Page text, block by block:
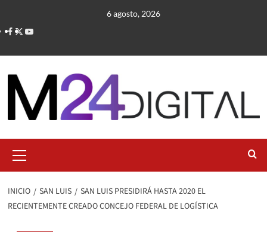
contenido
6 agosto, 2026
primario
INICIO SAN LUIS
SAN LUIS PRESIDIRÁ HASTA 2020 EL
RECIENTEMENTE CREADO CONCEJO FEDERAL DE LOGÍSTICA